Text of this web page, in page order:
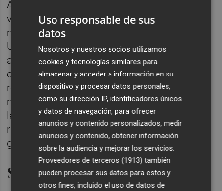
Además, en 2024, Telefónica completó la
venta de la participación del 0,59% que
mantenía en el capital social de China
Unicom (Hong Kong), por un importe
agregado de 147 millones de euros. Como
consecuencia de dicha operación, se
reclasificaron a ganancias acumuladas 110
millones de euros de pérdidas derivadas de
la valoración de activos financieros a valor
razonable con cambios en otro resultado
global.
Salida de José María Abril
Uso responsable de sus
datos
Nosotros y nuestros socios utilizamos
cookies y tecnologías similares para
almacenar y acceder a información en su
dispositivo y procesar datos personales,
como su dirección IP, identificadores únicos
y datos de navegación, para ofrecer
anuncios y contenido personalizados, medir
anuncios y contenido, obtener información
sobre la audiencia y mejorar los servicios.
Proveedores de terceros (1913) también
pueden procesar sus datos para estos y
otros fines, incluido el uso de datos de